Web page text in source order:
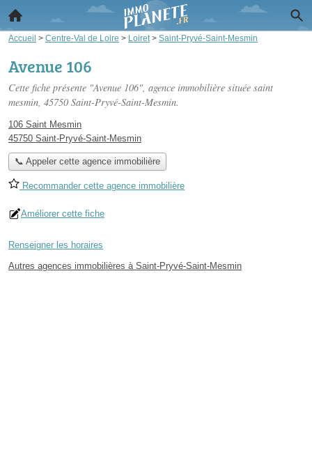
Accueil > Centre-Val de Loire > Loiret > Saint-Pryvé-Saint-Mesmin
Avenue 106
Cette fiche présente "Avenue 106", agence immobilière située saint
mesmin, 45750 Saint-Pryvé-Saint-Mesmin.
106 Saint Mesmin
45750 Saint-Pryvé-Saint-Mesmin
📞 Appeler cette agence immobilière
Recommander cette agence immobilière
Améliorer cette fiche
Renseigner les horaires
Autres agences immobilières à Saint-Pryvé-Saint-Mesmin